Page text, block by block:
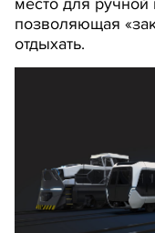
позволяющая
отдыхать.